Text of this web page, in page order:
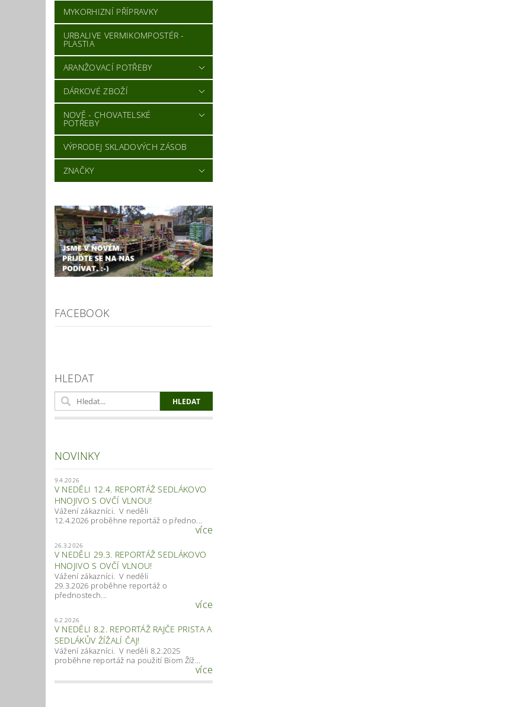
MYKORHIZNÍ PŘÍPRAVKY
URBALIVE VERMIKOMPOSTÉR -
PLASTIA
ARANŽOVACÍ POTŘEBY
DÁRKOVÉ ZBOŽÍ
NOVĚ - CHOVATELSKÉ
POTŘEBY
VÝPRODEJ SKLADOVÝCH ZÁSOB
ZNAČKY
FACEBOOK
HLEDAT
NOVINKY
9.4.2026
V NEDĚLI 12.4. REPORTÁŽ SEDLÁKOVO
HNOJIVO S OVČÍ VLNOU!
Vážení zákazníci. V neděli
12.4.2026 proběhne reportáž o předno...
více
26.3.2026
V NEDĚLI 29.3. REPORTÁŽ SEDLÁKOVO
HNOJIVO S OVČÍ VLNOU!
Vážení zákazníci. V neděli
29.3.2026 proběhne reportáž o
přednostech...
více
6.2.2026
V NEDĚLI 8.2. REPORTÁŽ RAJČE PRISTA A
SEDLÁKŮV ŽÍŽALÍ ČAJ!
Vážení zákazníci. V neděli 8.2.2025
proběhne reportáž na použití Biom Žíž...
více